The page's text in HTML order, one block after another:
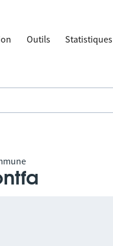
Outils Statistiques